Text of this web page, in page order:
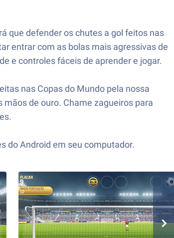
que defender os chutes a gol feitos nas
entrar com as bolas mais agressivas de
e controles fáceis de aprender e jogar.
nas Copas do Mundo pela nossa
mãos de ouro. Chame zagueiros para
do Android em seu computador.